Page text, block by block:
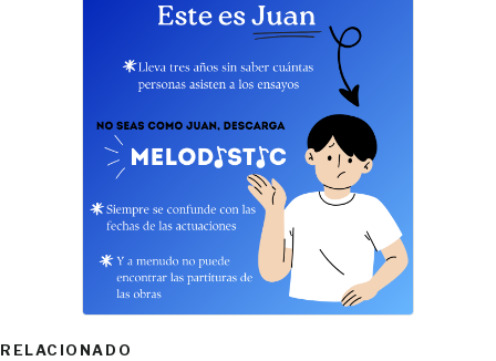
RELACIONADO